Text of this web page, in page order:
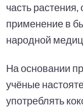
часть
применение в
народной
На основании
учёные
употреблять